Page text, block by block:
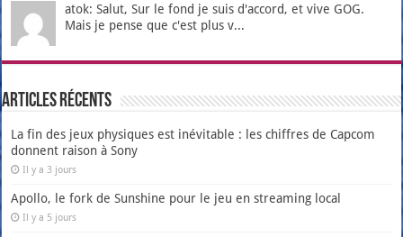
atok: Salut, Sur le fond je suis d'accord, et vive GOG.
Mais je pense que c'est plus v...
Articles récents
La fin des jeux physiques est inévitable : les chiffres de Capcom
donnent raison à Sony
Il y a 3 jours
Apollo, le fork de Sunshine pour le jeu en streaming local
Il y a 5 jours